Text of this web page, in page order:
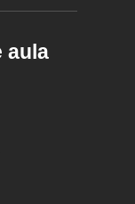
aula